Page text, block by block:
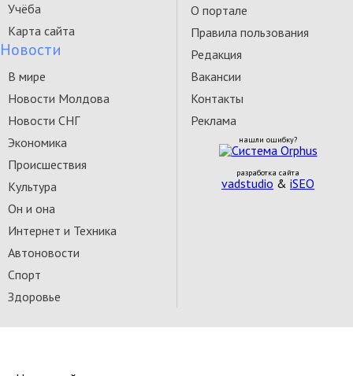
Учёба
Карта сайта
Новости
В мире
Новости Молдова
Новости СНГ
Экономика
Происшествия
Культура
Он и она
Интернет и Техника
Автоновости
Спорт
Здоровье
О портале
Правила пользования
Редакция
Вакансии
Контакты
Реклама
нашли ошибку?
разработка сайта
vadstudio & iSEO